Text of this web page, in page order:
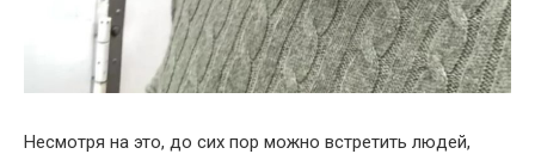
Несмотря на это, до сих пор можно встретить людей,